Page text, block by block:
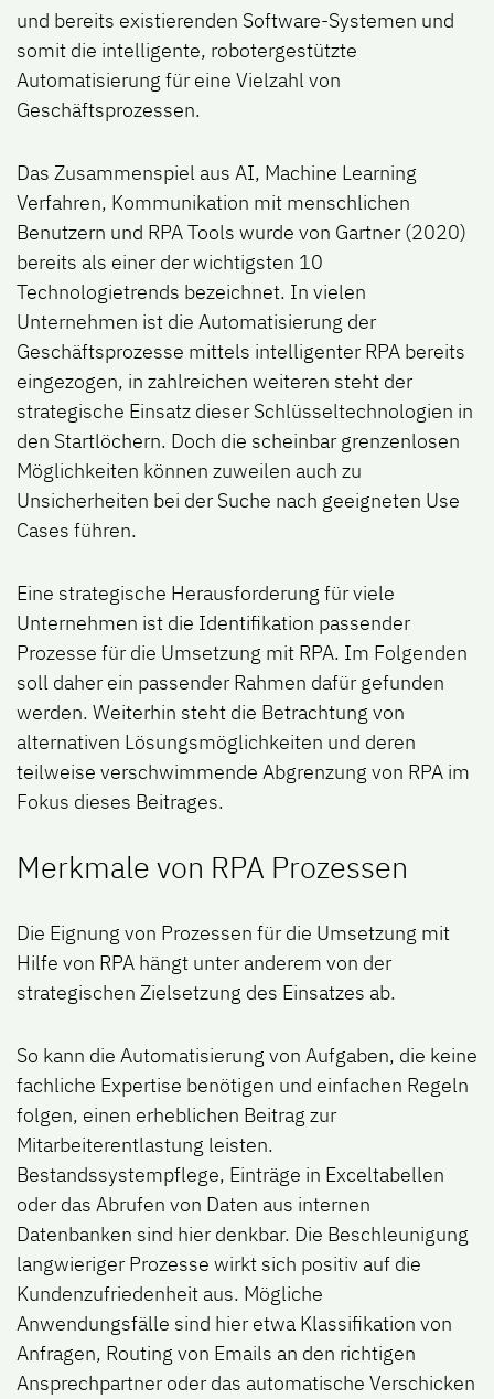
und bereits existierenden Software-Systemen und
somit die intelligente, robotergestützte
Automatisierung für eine Vielzahl von
Geschäftsprozessen.
Das Zusammenspiel aus AI, Machine Learning
Verfahren, Kommunikation mit menschlichen
Benutzern und RPA Tools wurde von Gartner (2020)
bereits als einer der wichtigsten 10
Technologietrends bezeichnet. In vielen
Unternehmen ist die Automatisierung der
Geschäftsprozesse mittels intelligenter RPA bereits
eingezogen, in zahlreichen weiteren steht der
strategische Einsatz dieser Schlüsseltechnologien in
den Startlöchern. Doch die scheinbar grenzenlosen
Möglichkeiten können zuweilen auch zu
Unsicherheiten bei der Suche nach geeigneten Use
Cases führen.
Eine strategische Herausforderung für viele
Unternehmen ist die Identifikation passender
Prozesse für die Umsetzung mit RPA. Im Folgenden
soll daher ein passender Rahmen dafür gefunden
werden. Weiterhin steht die Betrachtung von
alternativen Lösungsmöglichkeiten und deren
teilweise verschwimmende Abgrenzung von RPA im
Fokus dieses Beitrages.
Merkmale von RPA Prozessen
Die Eignung von Prozessen für die Umsetzung mit
Hilfe von RPA hängt unter anderem von der
strategischen Zielsetzung des Einsatzes ab.
So kann die Automatisierung von Aufgaben, die keine
fachliche Expertise benötigen und einfachen Regeln
folgen, einen erheblichen Beitrag zur
Mitarbeiterentlastung leisten.
Bestandssystempflege, Einträge in Exceltabellen
oder das Abrufen von Daten aus internen
Datenbanken sind hier denkbar. Die Beschleunigung
langwieriger Prozesse wirkt sich positiv auf die
Kundenzufriedenheit aus. Mögliche
Anwendungsfälle sind hier etwa Klassifikation von
Anfragen, Routing von Emails an den richtigen
Ansprechpartner oder das automatische Verschicken